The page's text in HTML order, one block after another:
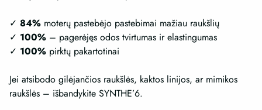
✓ 84% moterų pastebėjo pastebimai mažiau raukšlių
✓ 100% – pagerėjęs odos tvirtumas ir elastingumas
✓ 100% pirktų pakartotinai
Jei atsibodo gilėjančios raukšlės, kaktos linijos, ar mimikos
raukšlės – išbandykite SYNTHE’6.